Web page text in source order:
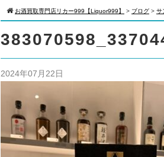
Warning:
/home/
content/
お酒買取専門店リカー999【Liquor999】 > ブログ > サ
2024年07月22日